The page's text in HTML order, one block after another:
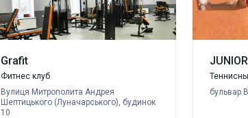
Grafit
Фитнес клуб
Вулиця Митрополита Андрея
Шептицького (Луначарського), будинок
10
JUNIOR
бульвар